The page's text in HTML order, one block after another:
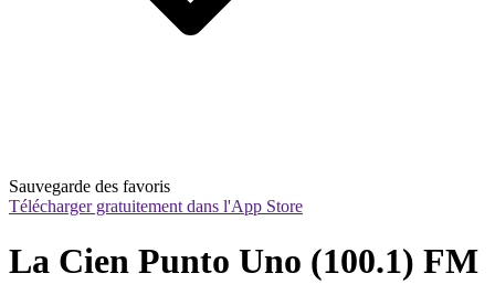
Sauvegarde des favoris
Télécharger gratuitement dans l'App Store
La Cien Punto Uno (100.1) FM